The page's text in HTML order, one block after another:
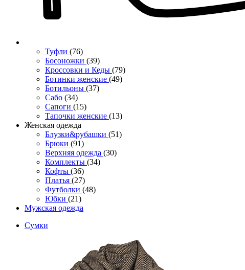
Туфли (76)
Босоножки (39)
Кроссовки и Кеды (79)
Ботинки женские (49)
Ботильоны (37)
Сабо (34)
Сапоги (15)
Тапочки женские (13)
Женская одежда
Блузки&рубашки (51)
Брюки (91)
Верхняя одежда (30)
Комплекты (34)
Кофты (36)
Платья (27)
Футболки (48)
Юбки (21)
Мужская одежда
Сумки